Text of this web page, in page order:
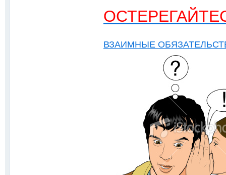
ВЗАИМНЫЕ